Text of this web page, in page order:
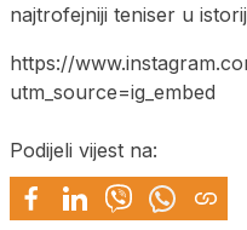
najtrofejniji teniser u
https://
utm_source=ig_embed
Podijeli vijest na: